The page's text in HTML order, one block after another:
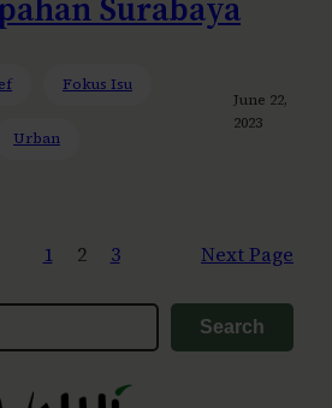
Fokus Isu
Urban
June 22,
2023
1 2 3
Next Page
Search